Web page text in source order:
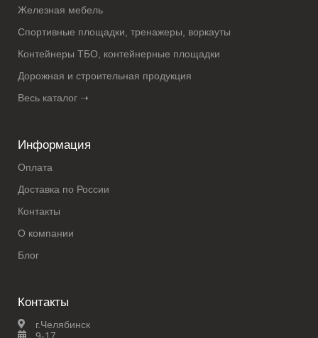
Железная мебель
Спортивные площадки, тренажеры, воркауты
Контейнеры ТБО, контейнерные площадки
Дорожная и строительная продукция
Весь каталог ➝
Информация
Оплата
Доставка по России
Контакты
О компании
Блог
Контакты
г.Челябинск